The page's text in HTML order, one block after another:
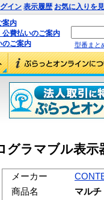
イン 表示履歴 お気に入りを
案内
費払いのご案内
のご案内
型番まと
グラマブル表示
メーカー
商品名
マル